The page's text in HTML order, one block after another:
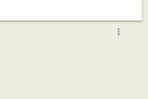
more_vert